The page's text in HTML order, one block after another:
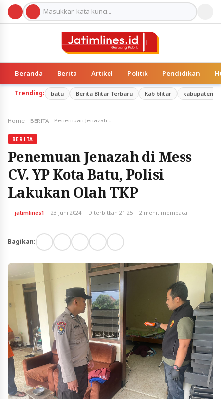
Beranda Berita Artikel Politik Pendidikan
Trending: batu Berita Blitar Terbaru Kab blitar
Home BERITA
BERITA
Penemuan Jenazah di Mess
CV. YP Kota Batu, Polisi
Lakukan Olah TKP
jatimlines1 23 Juni 2024 Diterbitkan 21:25 2 menit membaca
Bagikan: